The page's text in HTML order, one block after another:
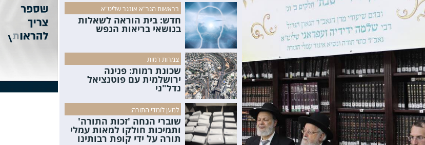
בראשות הגר"א אונגר שליט"א
חדש: בית הוראה לשאלות
בנושאי בריאות הנפש
צמרות רמות
שכונת רמות: פנינה
ירושלמית עם פוטנציאל
נדל"ני
למען לומדי התורה:
שוברי הנחה 'זכות התורה'
ותמיכות חולקו למאות עמלי
תורה על ידי קופת רבותינו